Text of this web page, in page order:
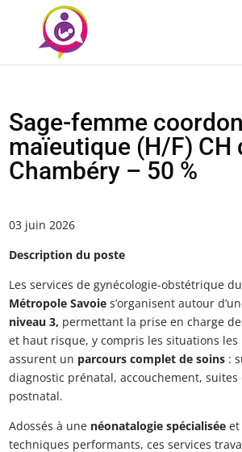
Sage-femme
maïeutique (H/F) CH
Chambéry – 50 %
03 juin 2026
Description du poste
Les services de gynécologie-obstétrique
Métropole Savoie s’organisent autour
niveau 3, permettant la prise en charge
et haut risque, y compris les situations les
assurent un parcours complet de soins :
diagnostic prénatal, accouchement, suites
postnatal.
Adossés à une néonatalogie spécialisée et
techniques performants, ces services